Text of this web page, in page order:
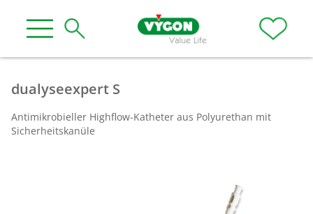
dualyseexpert S
Antimikrobieller Highflow-Katheter aus Polyurethan mit
Sicherheitskanüle